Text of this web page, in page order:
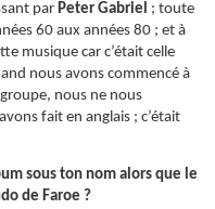
parPeter Gabriel ; toute
60 aux années 80 ; et à
musique car c’était celle
nous avons commencé à
nous ne nous
fait en anglais ; c’était
sous ton nom alors que le
de Faroe ?